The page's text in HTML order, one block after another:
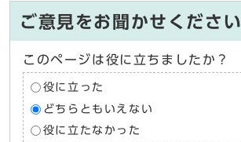
ご意見をお聞かせください
このページは役に立ちましたか？
役に立った
どちらともいえない
役に立たなかった